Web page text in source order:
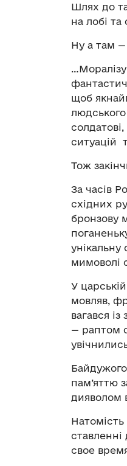
Шлях до
на лобі та
Ну а там —
щоб
ситуацій
Тож
За часів
східних
бронзову
мимоволі
У
мовляв,
вагався
— раптом
пам’яттю
дияволом
Натомість
свое